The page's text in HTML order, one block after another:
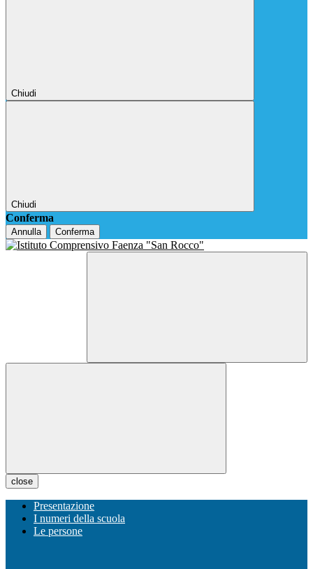
Chiudi
Chiudi
Conferma
Annulla Conferma
close
Presentazione
I numeri della scuola
Le persone